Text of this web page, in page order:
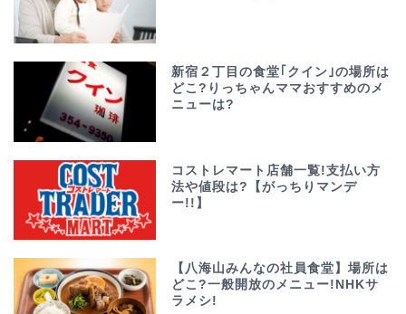
新宿２丁目の食堂｢クイン｣の場所は
どこ?りっちゃんママおすすめのメ
ニューは?
コストレマート店舗一覧!支払い方
法や値段は?【がっちりマンデ
ー!!】
【八海山みんなの社員食堂】場所は
どこ?一般開放のメニュー!NHKサ
ラメシ!